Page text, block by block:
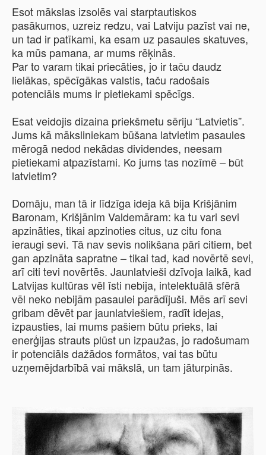
Esot mākslas izsolēs vai starptautiskos
pasākumos, uzreiz redzu, vai Latviju pazīst vai ne,
un tad ir patīkami, ka esam uz pasaules skatuves,
ka mūs pamana, ar mums rēķinās.
Par to varam tikai priecāties, jo ir taču daudz
lielākas, spēcīgākas valstis, taču radošais
potenciāls mums ir pietiekami spēcīgs.
Esat veidojis dizaina priekšmetu sēriju “Latvietis”.
Jums kā māksliniekam būšana latvietim pasaules
mērogā nedod nekādas dividendes, neesam
pietiekami atpazīstami. Ko jums tas nozīmē – būt
latvietim?
Domāju, man tā ir līdzīga ideja kā bija Krišjānim
Baronam, Krišjānim Valdemāram: ka tu vari sevi
apzināties, tikai apzinoties citus, uz citu fona
ieraugi sevi. Tā nav sevis nolikšana pāri citiem, bet
gan apzināta sapratne – tikai tad, kad novērtē sevi,
arī citi tevi novērtēs. Jaunlatvieši dzīvoja laikā, kad
Latvijas kultūras vēl īsti nebija, intelektuālā sfērā
vēl neko nebijām pasaulei parādījuši. Mēs arī sevi
gribam dēvēt par jaunlatviešiem, radīt idejas,
izpausties, lai mums pašiem būtu prieks, lai
enerģijas strauts plūst un izpaužas, jo radošumam
ir potenciāls dažādos formātos, vai tas būtu
uzņemējdarbībā vai mākslā, un tam jāturpinās.